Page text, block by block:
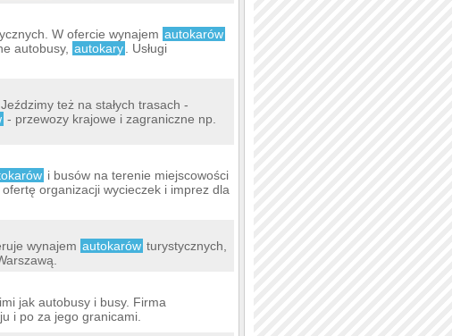
W ofercie wynajem autokarów
autobusy, autokary
. Usługi
też na stałych trasach -
- przewozy krajowe i zagraniczne np.
i busów na terenie miejscowości
organizacji wycieczek i imprez dla
wynajem autokarów turystycznych,
jak autobusy i busy. Firma
i po za jego granicami.